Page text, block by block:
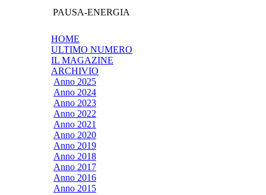
PAUSA-ENERGIA
HOME
ULTIMO NUMERO
IL MAGAZINE
ARCHIVIO
Anno 2025
Anno 2024
Anno 2023
Anno 2022
Anno 2021
Anno 2020
Anno 2019
Anno 2018
Anno 2017
Anno 2016
Anno 2015